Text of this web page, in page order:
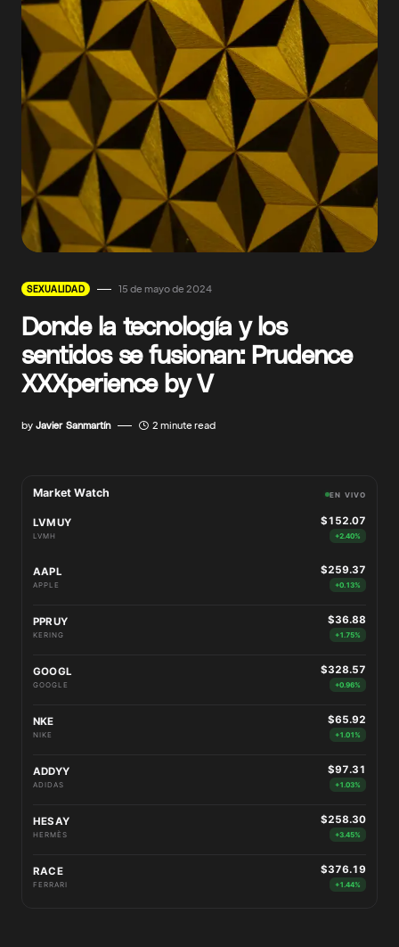
SEXUALIDAD 15 de mayo de 2024
Donde la tecnología y los
sentidos se fusionan: Prudence
XXXperience by V
by Javier Sanmartín 2 minute read
Market Watch EN VIVO
LVMUY
LVMH
$152.07
+2.40%
AAPL
APPLE
$259.37
+0.13%
PPRUY
KERING
$36.88
+1.75%
GOOGL
GOOGLE
$328.57
+0.96%
NKE
NIKE
$65.92
+1.01%
ADDYY
ADIDAS
$97.31
+1.03%
HESAY
HERMÈS
$258.30
+3.45%
RACE
FERRARI
$376.19
+1.44%